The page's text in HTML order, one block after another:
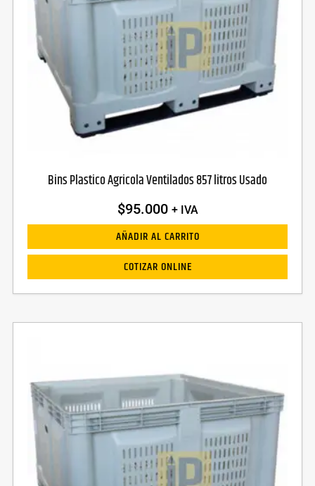
Bins Plastico Agricola Ventilados 857 litros Usado
$95.000 + IVA
AÑADIR AL CARRITO
COTIZAR ONLINE